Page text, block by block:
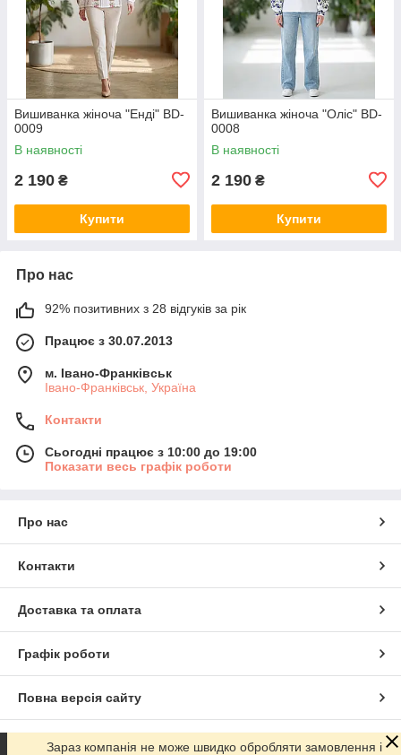
Вишиванка жіноча "Енді" BD-
0009
В наявності
2 190 ₴
Купити
Вишиванка жіноча "Оліс" BD-
0008
В наявності
2 190 ₴
Купити
Про нас
92% позитивних з 28 відгуків за рік
Працює з 30.07.2013
м. Івано-Франківськ
Івано-Франківськ, Україна
Контакти
Сьогодні працює з 10:00 до 19:00
Показати весь графік роботи
Про нас
Контакти
Доставка та оплата
Графік роботи
Повна версія сайту
Сайт створено на маркетплейсі Prom.ua
Зараз компанія не може швидко обробляти замовлення і